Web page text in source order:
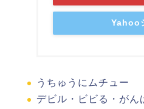
Yahoo
うちゅうにムチュー
デビル・ビビる・がん